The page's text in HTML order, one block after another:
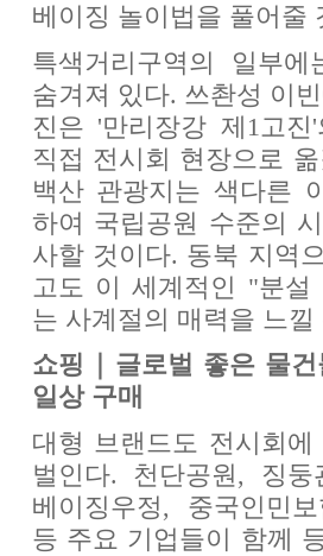
베이징 놀이법을 풀어줄
특색거리구역의 일부에
숨겨져 있다. 쓰촨성 이
진은 '만리장강 제1고
직접 전시회 현장으로
백산 관광지는 색다른
하여 국립공원 수준의
사할 것이다. 동북 지역
고도 이 세계적인 "분설
는 사계절의 매력을 느낄
쇼핑｜글로벌 좋은 물
일상 구매
대형 브랜드도 전시회
벌인다. 천단공원, 징둥
베이징우정, 중국인민
등 주요 기업들이 함께